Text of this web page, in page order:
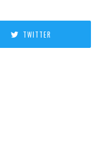
TWITTER